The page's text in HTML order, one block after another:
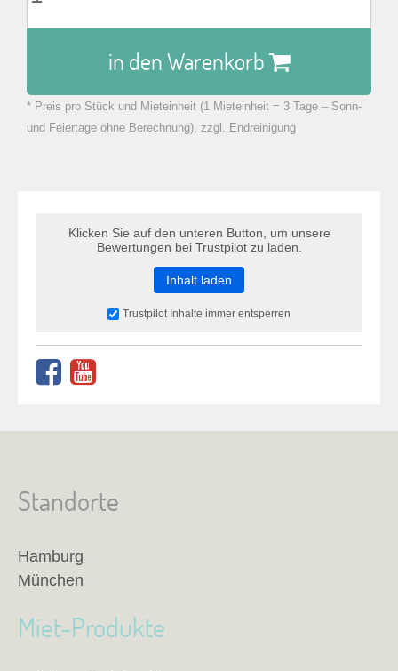
in den Warenkorb
zu Warenkorb hinzugefügt.
* Preis pro Stück und Mieteinheit (1 Mieteinheit = 3 Tage – Sonn-
und Feiertage ohne Berechnung), zzgl. Endreinigung
Klicken Sie auf den unteren Button, um unsere
Bewertungen bei Trustpilot zu laden.
Inhalt laden
Trustpilot Inhalte immer entsperren
Standorte
Hamburg
München
Miet-Produkte